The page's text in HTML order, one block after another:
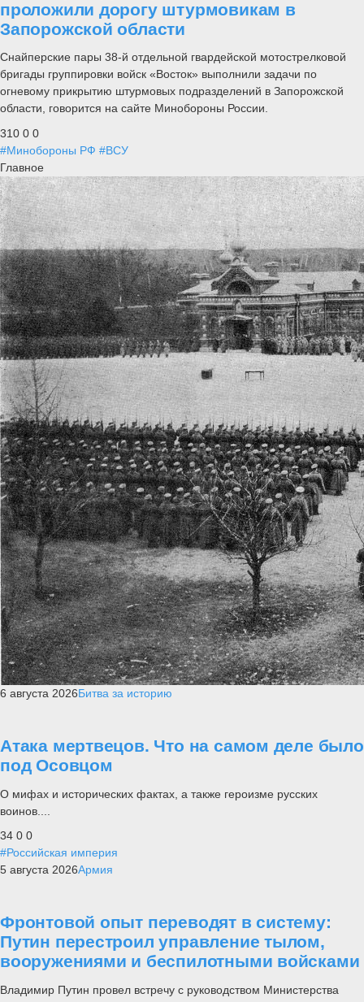
проложили дорогу штурмовикам в
Запорожской области
Снайперские пары 38-й отдельной гвардейской мотострелковой
бригады группировки войск «Восток» выполнили задачи по
огневому прикрытию штурмовых подразделений в Запорожской
области, говорится на сайте Минобороны России.
310 0 0
#Минобороны РФ #ВСУ
Главное
6 августа 2026Битва за историю
Атака мертвецов. Что на самом деле было
под Осовцом
О мифах и исторических фактах, а также героизме русских
воинов....
34 0 0
#Российская империя
5 августа 2026Армия
Фронтовой опыт переводят в систему:
Путин перестроил управление тылом,
вооружениями и беспилотными войсками
Владимир Путин провел встречу с руководством Министерства